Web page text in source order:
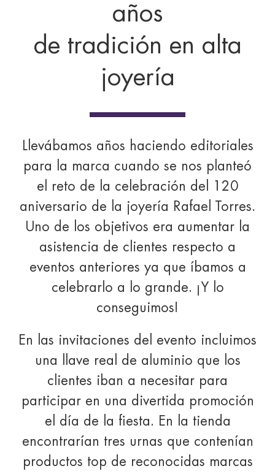
años
de tradición en alta
joyería
Llevábamos años haciendo editoriales
para la marca cuando se nos planteó
el reto de la celebración del 120
aniversario de la joyería Rafael Torres.
Uno de los objetivos era aumentar la
asistencia de clientes respecto a
eventos anteriores ya que íbamos a
celebrarlo a lo grande. ¡Y lo
conseguimos!
En las invitaciones del evento incluimos
una llave real de aluminio que los
clientes iban a necesitar para
participar en una divertida promoción
el día de la fiesta. En la tienda
encontrarían tres urnas que contenían
productos top de reconocidas marcas